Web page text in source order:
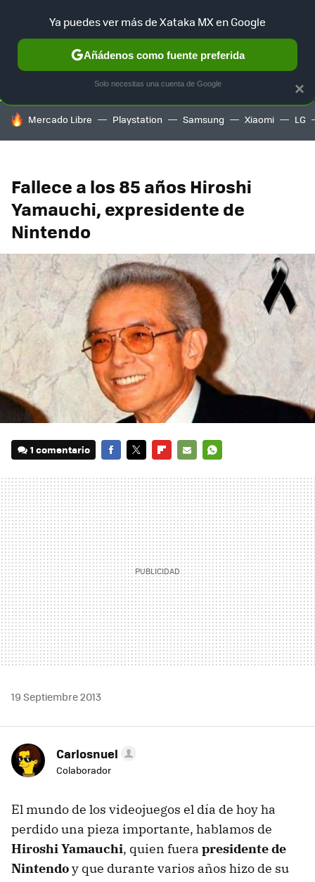
SELECCIÓN GAMING HOME AUTO TERRITORIO
HOY SE HABLA DE
Mercado Libre Playstation Samsung Xiaomi LG
Fallece a los 85 años Hiroshi
Yamauchi, expresidente de
Nintendo
1 comentario
MAIL
19 Septiembre 2013
Carlosnuel
Colaborador
El mundo de los videojuegos el día de hoy ha
perdido una pieza importante, hablamos de
Hiroshi Yamauchi, quien fuera presidente de
Nintendoy que durante varios años hizo de su
×
Ya puedes ver más de Xataka MX en Google
Añádenos como fuente preferida
Solo necesitas una cuenta de Google